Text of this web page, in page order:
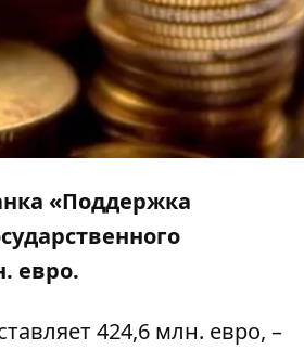
«Поддержка
евро.
424,6 млн. евро, –